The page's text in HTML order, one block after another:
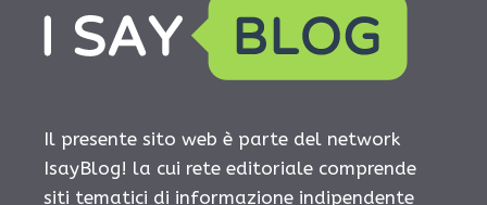
Il presente sito web è parte del network
IsayBlog! la cui rete editoriale comprende
siti tematici di informazione indipendente